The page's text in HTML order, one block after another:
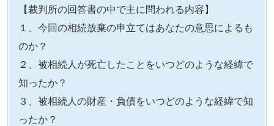
【裁判所の回答書の中で主に問われる内容】
１、今回の相続放棄の申立てはあなたの意思によるも
のか？
２、被相続人が死亡したことをいつどのような経緯で
知ったか？
３、被相続人の財産・負債をいつどのような経緯で知
ったか？